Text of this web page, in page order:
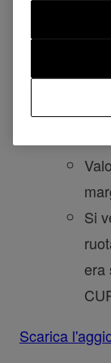
Si
era
Scarica